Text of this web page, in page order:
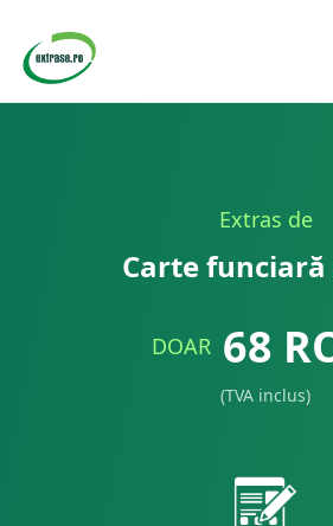
Extras de
Carte
DOAR 68
(TVA inclus)